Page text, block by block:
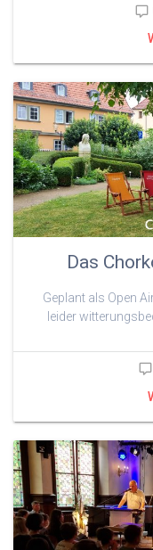
Das
Geplant als Open
leider